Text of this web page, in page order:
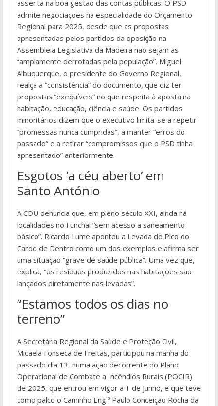
assenta na boa gestão das contas públicas. O PSD
admite negociações na especialidade do Orçamento
Regional para 2025, desde que as propostas
apresentadas pelos partidos da oposição na
Assembleia Legislativa da Madeira não sejam as
“amplamente derrotadas pela população”. Miguel
Albuquerque, o presidente do Governo Regional,
realça a “consistência” do documento, que diz ter
propostas “exequíveis” no que respeita à aposta na
habitação, educação, ciência e saúde. Os partidos
minoritários dizem que o executivo limita-se a repetir
“promessas nunca cumpridas”, a manter “erros do
passado” e a retirar “compromissos que o PSD tinha
apresentado” anteriormente.
Esgotos ‘a céu aberto’ em
Santo António
A CDU denuncia que, em pleno século XXI, ainda há
localidades no Funchal “sem acesso a saneamento
básico”. Ricardo Lume apontou a Levada do Pico do
Cardo de Dentro como um dos exemplos e afirma ser
uma situação “grave de saúde pública”. Uma vez que,
explica, “os resíduos produzidos nas habitações são
lançados diretamente nas levadas”.
“Estamos todos os dias no
terreno”
A Secretária Regional da Saúde e Proteção Civil,
Micaela Fonseca de Freitas, participou na manhã do
passado dia 13, numa ação decorrente do Plano
Operacional de Combate a Incêndios Rurais (POCIR)
de 2025, que entrou em vigor a 1 de junho, e que teve
como palco o Caminho Eng.º Paulo Conceição Rocha da